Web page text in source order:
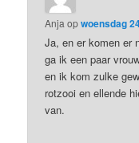
Anja opwoensdag
Ja, en er komen er
ga ik een paar
en ik kom zulke
rotzooi en ellende
van.